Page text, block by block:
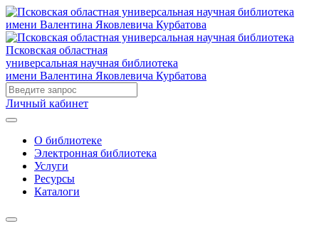
Псковская областная
универсальная научная библиотека
имени Валентина Яковлевича Курбатова
Личный кабинет
О библиотеке
Электронная библиотека
Услуги
Ресурсы
Каталоги